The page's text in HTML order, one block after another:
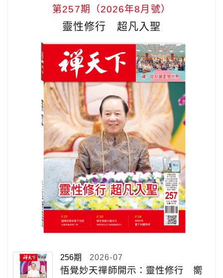
第257期（2026年8月號）
靈性修行 超凡入聖
256期 2026-07
悟覺妙天禪師開示：靈性修行 嚮